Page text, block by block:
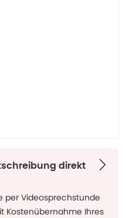
direkt
per Videosprechstunde
Kostenübernahme Ihres